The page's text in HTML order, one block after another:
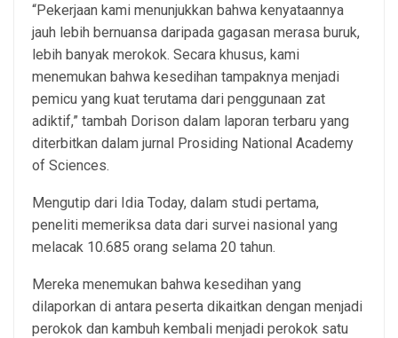
“Pekerjaan kami menunjukkan bahwa kenyataannya
jauh lebih bernuansa daripada gagasan merasa buruk,
lebih banyak merokok. Secara khusus, kami
menemukan bahwa kesedihan tampaknya menjadi
pemicu yang kuat terutama dari penggunaan zat
adiktif,” tambah Dorison dalam laporan terbaru yang
diterbitkan dalam jurnal Prosiding National Academy
of Sciences.
Mengutip dari Idia Today, dalam studi pertama,
peneliti memeriksa data dari survei nasional yang
melacak 10.685 orang selama 20 tahun.
Mereka menemukan bahwa kesedihan yang
dilaporkan di antara peserta dikaitkan dengan menjadi
perokok dan kambuh kembali menjadi perokok satu